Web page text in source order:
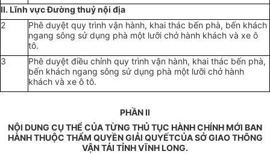
II. Lĩnh vực Đường thuỷ nội địa
2
Phê duyệt quy trình vận hành, khai thác bến phà, bến khách
ngang sông sử dụng phà một lưỡi chở hành khách và xe ô
tô.
3
Phê duyệt điều chỉnh quy trình vận hành, khai thác bến phà,
bến khách ngang sông sử dụng phà một lưỡi chở hành
khách và xe ô tô.
PHẦN II
NỘI DUNG CỤ THỂ CỦA TỪNG THỦ TỤC HÀNH CHÍNHMỚI BAN
HÀNH THUỘC THẨM QUYỀN GIẢI QUYẾTCỦA SỞ GIAO THÔNG
VẬN TẢI TỈNH VĨNH LONG.